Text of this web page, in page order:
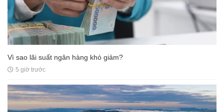
Vì sao lãi suất ngân hàng khó giảm?
5 giờ trước